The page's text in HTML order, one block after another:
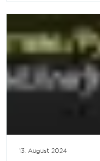
13. August 2024